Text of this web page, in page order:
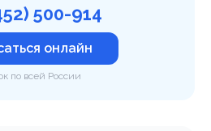
500-914
онлайн
по всей России